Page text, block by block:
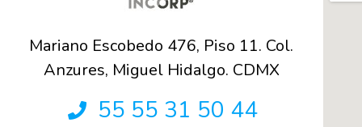
Mariano Escobedo 476, Piso 11. Col.
Anzures, Miguel Hidalgo. CDMX
55 55 31 50 44